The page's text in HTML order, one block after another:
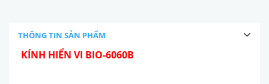
THÔNG TIN SẢN PHẨM
KÍNH HIỂN VI BIO-6060B